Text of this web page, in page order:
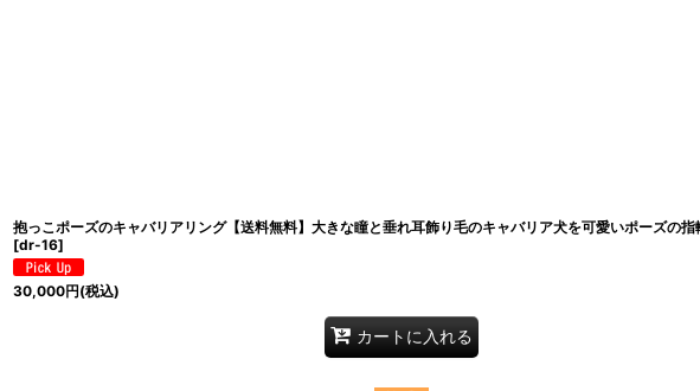
抱っこポーズのキャバリアリング【送料無料】大きな瞳と垂れ耳飾り毛のキャバリア犬を可愛いポーズの指
[dr-16]
30,000円(税込)
カートに入れる